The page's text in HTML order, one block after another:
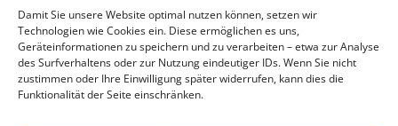
Damit Sie unsere Website optimal nutzen können, setzen wir
Technologien wie Cookies ein. Diese ermöglichen es uns,
Geräteinformationen zu speichern und zu verarbeiten – etwa zur Analyse
des Surfverhaltens oder zur Nutzung eindeutiger IDs. Wenn Sie nicht
zustimmen oder Ihre Einwilligung später widerrufen, kann dies die
Funktionalität der Seite einschränken.
Aktuelle Vorschau
Entdecken Sie das aktuelle zu-Klampen!-Verlagsprogramm.
Hier finden Sie die Verlagsvorschau – einfach direkt online
reinlesen oder herunterladen.
Download: Vorschau zu Klampen! Herbst 2026
Mehr aktuelle Vorschauen ansehen